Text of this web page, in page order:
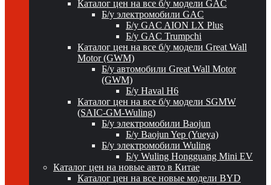
Каталог цен на все б/у модели GAC
Б/у электромобили GAC
Б/у GAC AION LX Plus
Б/у GAC Trumpchi
Каталог цен на все б/у модели Great Wall
Motor (GWM)
Б/у автомобили Great Wall Motor
(GWM)
Б/у Haval H6
Каталог цен на все б/у модели SGMW
(SAIC-GM-Wuling)
Б/у электромобили Baojun
Б/у Baojun Yep (Yueya)
Б/у электромобили Wuling
Б/у Wuling Hongguang Mini EV
Каталог цен на новые авто в Китае
Каталог цен на все новые модели BYD